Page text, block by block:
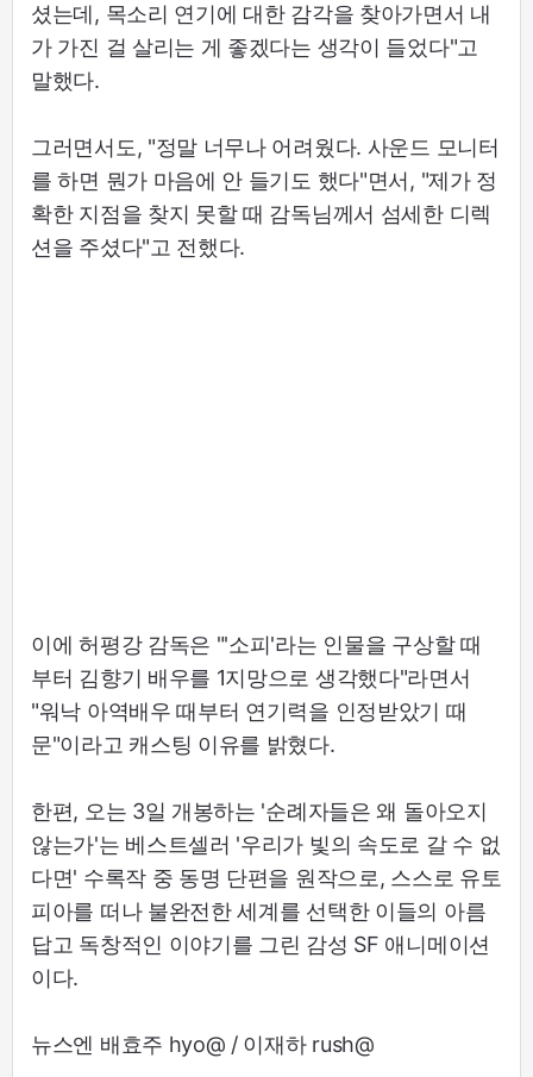
셨는데, 목소리 연기에 대한 감각을 찾아가면서 내
가 가진 걸 살리는 게 좋겠다는 생각이 들었다"고
말했다.
그러면서도, "정말 너무나 어려웠다. 사운드 모니터
를 하면 뭔가 마음에 안 들기도 했다"면서, "제가 정
확한 지점을 찾지 못할 때 감독님께서 섬세한 디렉
션을 주셨다"고 전했다.
이에 허평강 감독은 "'소피'라는 인물을 구상할 때
부터 김향기 배우를 1지망으로 생각했다"라면서
"워낙 아역배우 때부터 연기력을 인정받았기 때
문"이라고 캐스팅 이유를 밝혔다.
한편, 오는 3일 개봉하는 '순례자들은 왜 돌아오지
않는가'는 베스트셀러 '우리가 빛의 속도로 갈 수 없
다면' 수록작 중 동명 단편을 원작으로, 스스로 유토
피아를 떠나 불완전한 세계를 선택한 이들의 아름
답고 독창적인 이야기를 그린 감성 SF 애니메이션
이다.
뉴스엔 배효주 hyo@ / 이재하 rush@